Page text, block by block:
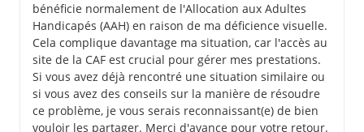
bénéficie normalement de l'Allocation aux Adultes
Handicapés (AAH) en raison de ma déficience visuelle.
Cela complique davantage ma situation, car l'accès au
site de la CAF est crucial pour gérer mes prestations.
Si vous avez déjà rencontré une situation similaire ou
si vous avez des conseils sur la manière de résoudre
ce problème, je vous serais reconnaissant(e) de bien
vouloir les partager. Merci d'avance pour votre retour.